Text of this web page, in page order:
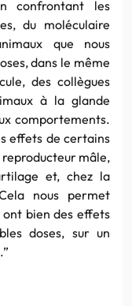
confrontant les
du moléculaire
que nous
dans le même
des collègues
à la glande
comportements.
effets de certains
reproducteur mâle,
et, chez la
nous permet
ont bien des effets
doses, sur un